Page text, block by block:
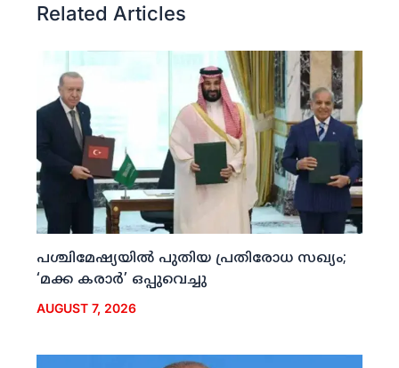
Related Articles
പശ്ചിമേഷ്യയില്‍ പുതിയ പ്രതിരോധ സഖ്യം;
‘മക്ക കരാര്‍’ ഒപ്പുവെച്ചു
AUGUST 7, 2026